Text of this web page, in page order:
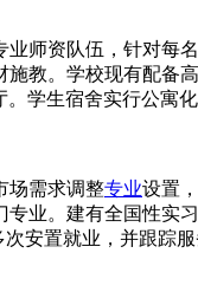
师资队伍，针对每
教。学校现有配备
。学生宿舍实行公寓
场需求调整专业设置
业。建有全国性实
安置就业，并跟踪服